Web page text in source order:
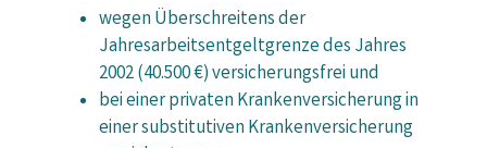
wegen Überschreitens der
Jahresarbeitsentgeltgrenze des Jahres
2002 (40.500 €) versicherungsfrei und
bei einer privaten Krankenversicherung in
einer substitutiven Krankenversicherung